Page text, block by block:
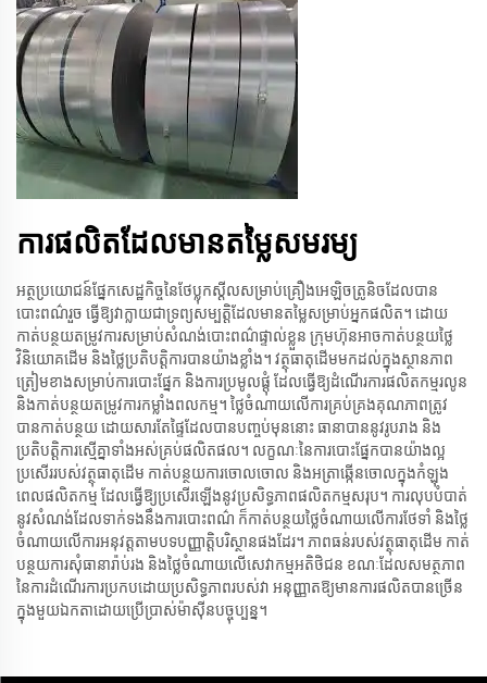
ការផលិតដែលមានតម្លៃសមរម្យ
អត្ថប្រយោជន៍ផ្នែកសេដ្ឋកិច្ចនៃថែប្លុកស្តីលសម្រាប់គ្រឿងអេឡិចត្រូនិចដែលបាន
បោះពណ៌រួច ធ្វើឱ្យវាក្លាយជាទ្រព្យសម្បត្តិដែលមានតម្លៃសម្រាប់អ្នកផលិត។ ដោយ
កាត់បន្ថយតម្រូវការសម្រាប់សំណង់បោះពណ៌ផ្ទាល់ខ្លួន ក្រុមហ៊ុនអាចកាត់បន្ថយថ្លៃ
វិនិយោគដើម និងថ្លៃប្រតិបត្តិការបានយ៉ាងខ្លាំង។ វត្ថុធាតុដើមមកដល់ក្នុងស្ថានភាព
ត្រៀមខាងសម្រាប់ការបោះផ្នែក និងការប្រមូលផ្តុំ ដែលធ្វើឱ្យដំណើរការផលិតកម្មរលូន
និងកាត់បន្ថយតម្រូវការកម្លាំងពលកម្ម។ ថ្លៃចំណាយលើការគ្រប់គ្រងគុណភាពត្រូវ
បានកាត់បន្ថយ ដោយសារតែផ្ទៃដែលបានបញ្ចប់មុននោះ ធានាបាននូវរូបរាង និង
ប្រតិបត្តិការស្មើគ្នាទាំងអស់គ្រប់ផលិតផល។ លក្ខណៈនៃការបោះផ្នែកបានយ៉ាងល្អ
ប្រសើររបស់វត្ថុធាតុដើម កាត់បន្ថយការចោលចោល និងអត្រាឆ្កើនចោលក្នុងកំឡុង
ពេលផលិតកម្ម ដែលធ្វើឱ្យប្រសើរឡើងនូវប្រសិទ្ធភាពផលិតកម្មសរុប។ ការលុបបំបាត់
នូវសំណង់ដែលទាក់ទងនឹងការបោះពណ៌ ក៏កាត់បន្ថយថ្លៃចំណាយលើការថែទាំ និងថ្លៃ
ចំណាយលើការអនុវត្តតាមបទបញ្ញាត្តិបរិស្ថានផងដែរ។ ភាពធន់របស់វត្ថុធាតុដើម កាត់
បន្ថយការសុំធានារ៉ាប់រង និងថ្លៃចំណាយលើសេវាកម្មអតិថិជន ខណៈដែលសមត្ថភាព
នៃការដំណើរការប្រកបដោយប្រសិទ្ធភាពរបស់វា អនុញ្ញាតឱ្យមានការផលិតបានច្រើន
ក្នុងមួយឯកតាដោយប្រើប្រាស់ម៉ាស៊ីនបច្ចុប្បន្ន។